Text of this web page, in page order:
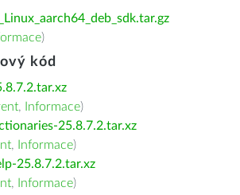
)
kód
, Informace)
25.8.7.2.tar.xz
, Informace)
25.8.7.2.tar.xz
, Informace)